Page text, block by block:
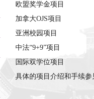
欧盟奖学金项目
加拿大OJS项目
亚洲校园项目
中法“9+9”项目
国际双学位项目
具体的项目介绍和手续